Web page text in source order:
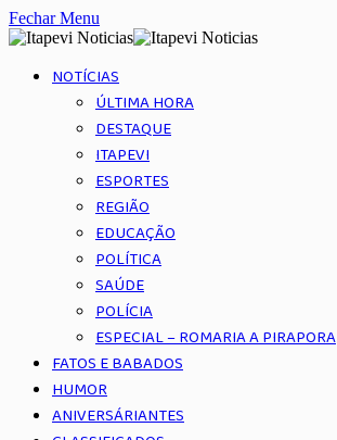
Fechar Menu
NOTÍCIAS
ÚLTIMA HORA
DESTAQUE
ITAPEVI
ESPORTES
REGIÃO
EDUCAÇÃO
POLÍTICA
SAÚDE
POLÍCIA
ESPECIAL – ROMARIA A PIRAPORA
FATOS E BABADOS
HUMOR
ANIVERSÁRIANTES